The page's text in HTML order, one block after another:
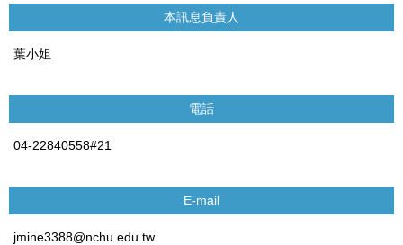
本訊息負責人
葉小姐
電話
04-22840558#21
E-mail
jmine3388@nchu.edu.tw